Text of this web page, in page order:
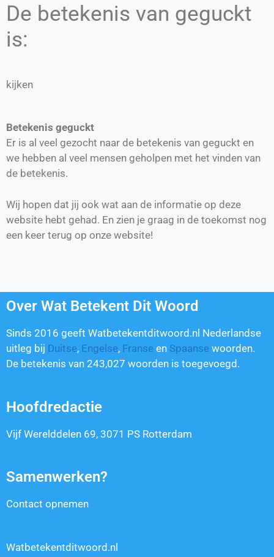
De betekenis van geguckt
is:
kijken
Betekenis geguckt
Er is al veel gezocht naar de betekenis van geguckt en
we hebben al veel mensen geholpen met het vinden van
de betekenis.
Wij hopen dat jij ook wat aan de informatie op deze
website hebt gehad. En zien je graag in de toekomst nog
een keer terug op onze website!
Over Wat Betekent Dit Woord
Sinds 2016 geeft Watbetekentditwoord.nl Nederlandse
uitleg bij Duitse, Engelse, Franse en Spaanse woorden.
De betekenis van 243,027 woorden is toegevoegd.
Hoofdredactie
Vijf Werelddelen 69, 3071 PS Rotterdam
Samenwerken?
Contact opnemen
Watbetekentditwoord.nl